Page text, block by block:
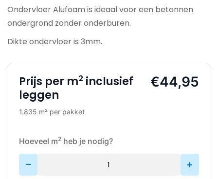
Ondervloer Alufoam is ideaal voor een betonnen
ondergrond zonder onderburen.
Dikte ondervloer is 3mm.
Prijs per m2 inclusief
leggen
1.835 m² per pakket
€44,95
Hoeveel m2 heb je nodig?
- +